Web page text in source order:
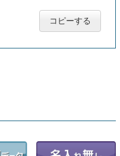
コピーする